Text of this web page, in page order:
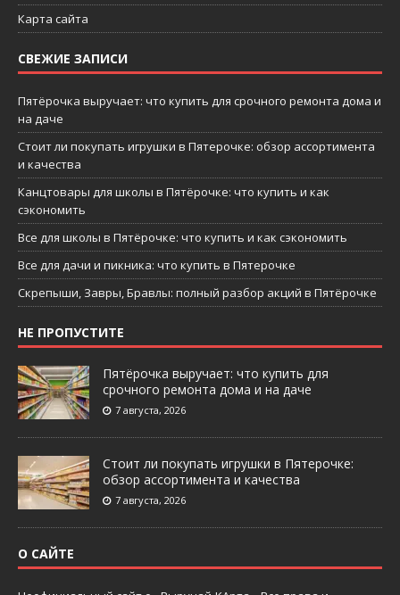
Карта сайта
СВЕЖИЕ ЗАПИСИ
Пятёрочка выручает: что купить для срочного ремонта дома и
на даче
Стоит ли покупать игрушки в Пятерочке: обзор ассортимента
и качества
Канцтовары для школы в Пятёрочке: что купить и как
сэкономить
Все для школы в Пятёрочке: что купить и как сэкономить
Все для дачи и пикника: что купить в Пятерочке
Скрепыши, Завры, Бравлы: полный разбор акций в Пятёрочке
НЕ ПРОПУСТИТЕ
Пятёрочка выручает: что купить для
срочного ремонта дома и на даче
7 августа, 2026
Стоит ли покупать игрушки в Пятерочке:
обзор ассортимента и качества
7 августа, 2026
О САЙТЕ